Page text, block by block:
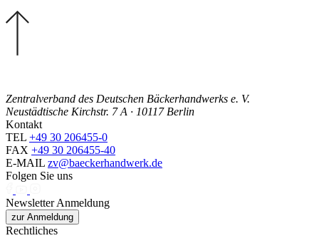
Zentralverband des Deutschen Bäckerhandwerks e. V.
Neustädtische Kirchstr. 7 A · 10117 Berlin
Kontakt
TEL +49 30 206455-0
FAX +49 30 206455-40
E-MAIL zv@baeckerhandwerk.de
Folgen Sie uns
Newsletter Anmeldung
zur Anmeldung
Rechtliches